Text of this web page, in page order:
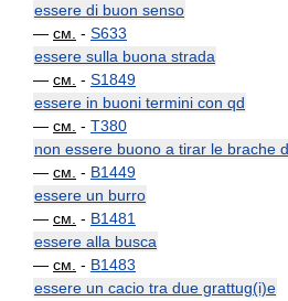
essere di buon senso
— см. - S633
essere sulla buona strada
— см. - S1849
essere in buoni termini con qd
— см. - T380
non essere buono a tirar le brache
— см. - B1449
essere un burro
— см. - B1481
essere alla busca
— см. - B1483
essere un cacio tra due grattug(i)e